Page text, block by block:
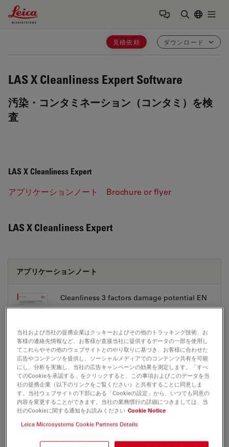
Leica Microsystems Logo
見積依頼 ダウンロード
LAS X Cleanliness Expert Software
汚染・コンタミネーション（コンタミ）を検
査
LAS X Cleanliness Expert
アプリケーションノート Brochure or flyer
LAS X Cleanliness Expert
アプリケーションノート
Cleanliness 3 factors damage potential EN
DOWNLOAD
Factors-cleanliness-analysis-solution EN
Jul 27, 2026 PDF, 806 KB
DOWNLOAD
当社および当社の提携企業はクッキーおよびその他のトラッキング技術、お
客様の連絡先情報など、お客様が直接当社に提供するデータの一部を使用し
てこれらやその他のウェブサイトとのやり取りに基づき、お客様に合わせた
広告やコンテンツを提供し、ソーシャルメディアでのコンテンツ共有を可能
にし、分析を実施し、当社の広告キャンペーンの効果を測定します。「すべ
てのCookieを承認する」をクリックすると、この事項およびこのデータを当
社の提携企業（以下のリンクをご覧ください）と共有することに同意しま
す。当社ウェブサイトの下部にある「Cookieの設定」から、いつでも同意の
内容を変更することができます。当社の業務慣行の詳細につきましては、当
社のCookieに関する通知をお読みください Cookie Notice
Leica Microsystems Cookie Partners Details